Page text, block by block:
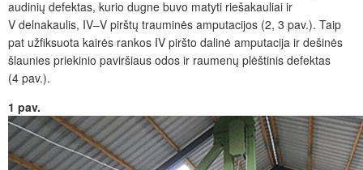
audinių defektas, kurio dugne buvo matyti riešakauliai ir
V delnakaulis, IV–V pirštų trauminės amputacijos (2, 3 pav.). Taip
pat užfiksuota kairės rankos IV piršto dalinė amputacija ir dešinės
šlaunies priekinio paviršiaus odos ir raumenų plėštinis defektas
(4 pav.).
1 pav.